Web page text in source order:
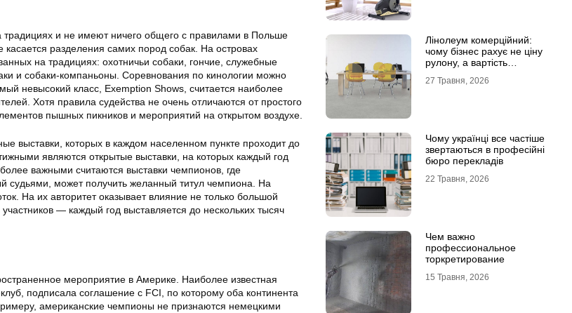
традициях и не имеют ничего общего с правилами в Польше
разделения самих пород собак. На островах
на традициях: охотничьи собаки, гончие, служебные
и собаки-компаньоны. Соревнования по кинологии можно
невысокий класс, Exemption Shows, считается наиболее
Хотя правила судейства не очень отличаются от простого
пышных пикников и мероприятий на открытом воздухе.
выставки, которых в каждом населенном пункте проходит до
являются открытые выставки, на которых каждый год
важными считаются выставки чемпионов, где
судьями, может получить желанный титул чемпиона. На
На их авторитет оказывает влияние не только большой
— каждый год выставляется до нескольких тысяч
мероприятие в Америке. Наиболее известная
подписала соглашение с FCI, по которому оба континента
американские чемпионы не признаются немецкими
Лінолеум комерційний:
чому бізнес рахує не ціну
рулону, а вартість
27 Травня, 2026
Чому українці все частіше
звертаються в професійні
бюро перекладів
22 Травня, 2026
Чем важно
профессиональное
торкретирование
15 Травня, 2026